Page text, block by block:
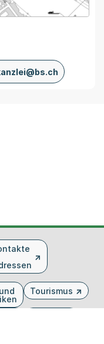
von MapBS.
Link, wird in einem
Tourismus